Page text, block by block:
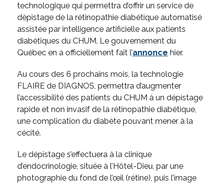
technologique qui permettra d’offrir un service de
dépistage de la rétinopathie diabétique automatisé
assistée par intelligence artificielle aux patients
diabétiques du CHUM. Le gouvernement du
Québec en a officiellement fait l’annonce hier.
Au cours des 6 prochains mois, la technologie
FLAIRE de DIAGNOS, permettra d’augmenter
l’accessibilité des patients du CHUM à un dépistage
rapide et non invasif de la rétinopathie diabétique,
une complication du diabète pouvant mener à la
cécité.
Le dépistage s’effectuera à la clinique
d’endocrinologie, située à l’Hôtel-Dieu, par une
photographie du fond de l’œil (rétine), puis l’image